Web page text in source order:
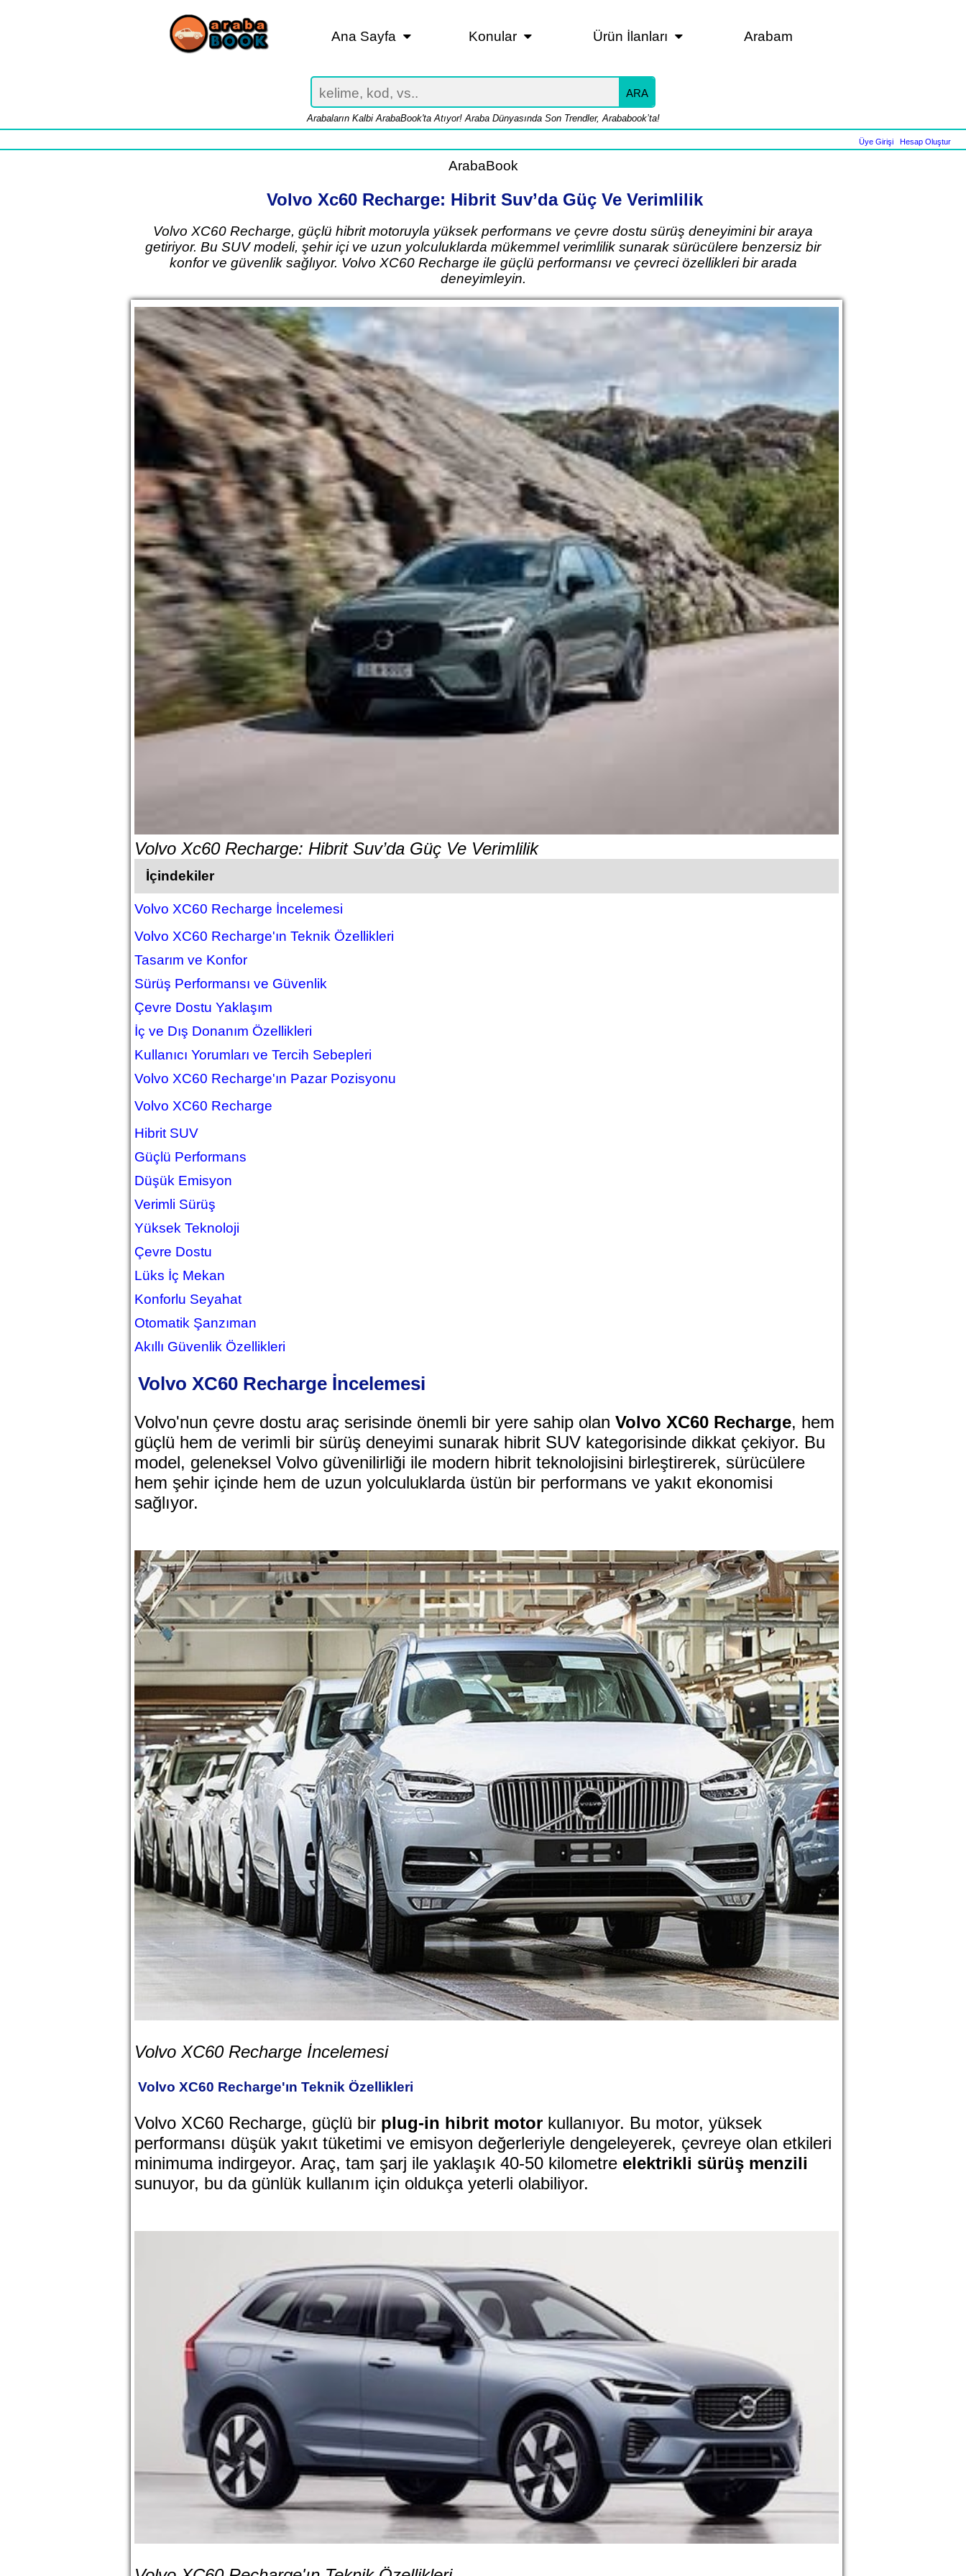
Ana Sayfa Konular Ürün İlanları Arabam
ARA
Arabaların Kalbi ArabaBook'ta Atıyor! Araba Dünyasında Son Trendler, Arababook’ta!
Üye Girişi| Hesap Oluştur
ArabaBook
Volvo Xc60 Recharge: Hibrit Suv’da Güç Ve Verimlilik
Volvo XC60 Recharge, güçlü hibrit motoruyla yüksek performans ve çevre dostu sürüş deneyimini bir araya
getiriyor. Bu SUV modeli, şehir içi ve uzun yolculuklarda mükemmel verimlilik sunarak sürücülere benzersiz bir
konfor ve güvenlik sağlıyor. Volvo XC60 Recharge ile güçlü performansı ve çevreci özellikleri bir arada
deneyimleyin.
Volvo Xc60 Recharge: Hibrit Suv’da Güç Ve Verimlilik
İçindekiler
Volvo XC60 Recharge İncelemesi
Volvo XC60 Recharge'ın Teknik Özellikleri
Tasarım ve Konfor
Sürüş Performansı ve Güvenlik
Çevre Dostu Yaklaşım
İç ve Dış Donanım Özellikleri
Kullanıcı Yorumları ve Tercih Sebepleri
Volvo XC60 Recharge'ın Pazar Pozisyonu
Volvo XC60 Recharge
Hibrit SUV
Güçlü Performans
Düşük Emisyon
Verimli Sürüş
Yüksek Teknoloji
Çevre Dostu
Lüks İç Mekan
Konforlu Seyahat
Otomatik Şanzıman
Akıllı Güvenlik Özellikleri
Volvo XC60 Recharge İncelemesi
Volvo'nun çevre dostu araç serisinde önemli bir yere sahip olan Volvo XC60 Recharge, hem
güçlü hem de verimli bir sürüş deneyimi sunarak hibrit SUV kategorisinde dikkat çekiyor. Bu
model, geleneksel Volvo güvenilirliği ile modern hibrit teknolojisini birleştirerek, sürücülere
hem şehir içinde hem de uzun yolculuklarda üstün bir performans ve yakıt ekonomisi
sağlıyor.
Volvo XC60 Recharge İncelemesi
Volvo XC60 Recharge'ın Teknik Özellikleri
Volvo XC60 Recharge, güçlü bir plug-in hibrit motor kullanıyor. Bu motor, yüksek
performansı düşük yakıt tüketimi ve emisyon değerleriyle dengeleyerek, çevreye olan etkileri
minimuma indirgeyor. Araç, tam şarj ile yaklaşık 40-50 kilometre elektrikli sürüş menzili
sunuyor, bu da günlük kullanım için oldukça yeterli olabiliyor.